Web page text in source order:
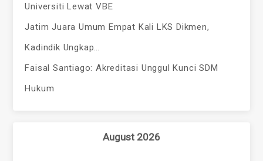
Universiti Lewat VBE
Jatim Juara Umum Empat Kali LKS Dikmen,
Kadindik Ungkap…
Faisal Santiago: Akreditasi Unggul Kunci SDM
Hukum
August 2026